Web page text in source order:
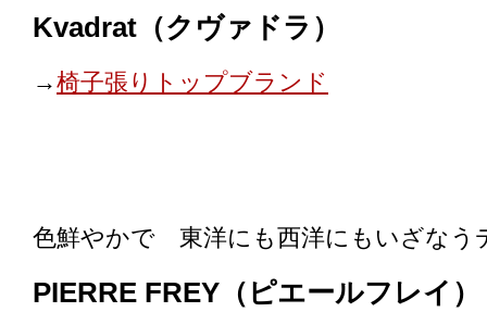
Kvadrat（クヴァドラ）
→椅子張りトップブランド
色鮮やかで 東洋にも西洋にもいざな
PIERRE FREY（ピエールフレイ）